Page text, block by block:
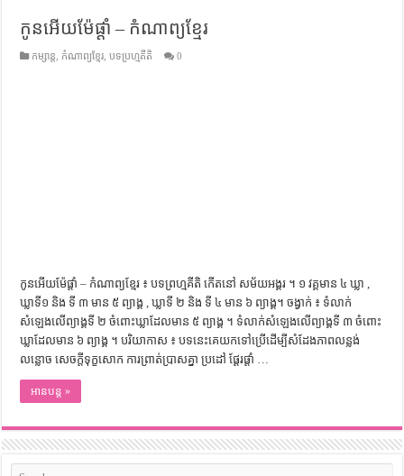
កូនអើយម៉ែផ្តាំ – កំណាព្យខ្មែរ
កម្សាន្ត កំណាព្យខ្មែរ ,បទប្រហ្មគីតិ 0
កូនអើយម៉ែផ្តាំ – កំណាព្យខ្មែរ ៖ បទព្រហ្មគីតិ កើតនៅ សម័យអង្គរ ។ ១ វគ្គមាន ៤ ឃ្លា ,
ឃ្លាទី១ និង ទី ៣ មាន ៥ ព្យាង្គ , ឃ្លាទី ២ និង ទី ៤ មាន ៦ ព្យាង្គ។ ចង្វាក់ ៖ ទំលាក់
សំឡេងលើព្យាង្គទី ២ ចំពោះឃ្លាដែលមាន ៥ ព្យាង្គ​ ។ ទំលាក់​សំឡេងលើព្យាង្គទី ៣ ចំពោះ
ឃ្លាដែលមាន ៦ ព្យាង្គ ។ បរិយាកាស ៖ បទនេះគេយកទៅប្រើដើម្បីសំដែងភាពលន្លង់
លន្លោច សេចក្តីទុក្ខសោក ការព្រាត់ប្រាសគ្នា ប្រដៅ ផ្តែរផ្តាំ …
អានបន្ត »